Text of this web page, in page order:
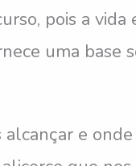
pois a vida
uma base
e